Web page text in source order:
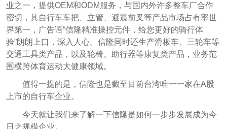
业之一，提供OEM和ODM服务，与国内外许多整车厂合作
密切，其自行车车把、立管、避震前叉等产品市场占有率世
界第一，广告语“信隆精准操控元件，给您更好的骑行体
验”朗朗上口，深入人心。信隆同时还生产滑板车、三轮车等
交通工具类产品，以及轮椅、助行器等康复类产品，业务范
围横跨体育运动大健康领域。
值得一提的是，信隆也是截至目前台湾唯一一家在A股
上市的自行车企业。
今天就让我们来了解一下信隆是如何一步步发展成为今
日之规模企业。